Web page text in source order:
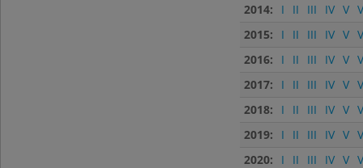
2014:
I II III IV V
2015:
I II III IV V
2016:
I II III IV V
2017:
I II III IV V
2018:
I II III IV V
2019:
I II III IV V
2020:
I II III IV V